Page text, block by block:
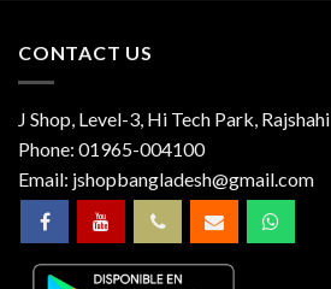
CONTACT US
J Shop, Level-3, Hi Tech Park, Rajshahi
Phone: 01965-004100
Email: jshopbangladesh@gmail.com